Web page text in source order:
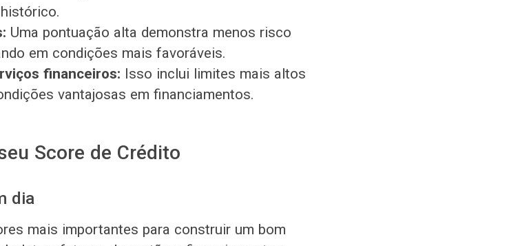
Uma pontuação alta demonstra menos risco
em condições mais favoráveis.
financeiros: Isso inclui limites mais altos
vantajosas em financiamentos.
Score de Crédito
dia
mais importantes para construir um bom